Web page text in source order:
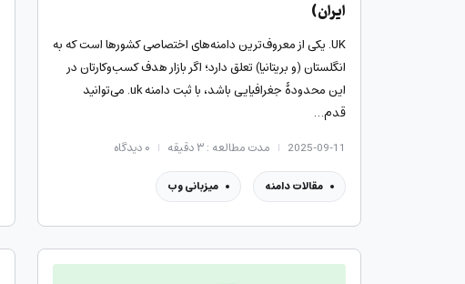
ایران)
UK. یکی از معروف‌ترین دامنه‌های اختصاصی کشورها است که به
انگلستان (و بریتانیا) تعلق دارد؛ اگر بازار هدف کسب‌وکارتان در
این محدودۀ جغرافیایی باشد، با ثبت دامنه uk. می‌توانید
قدم…
2025-09-11 مدت مطالعه : ۳ دقیقه ۰دیدگاه
مقالات دامنه میزبانی وب